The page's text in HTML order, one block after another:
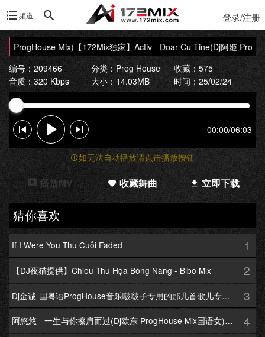
频道 登录/注册
ProgHouse Mix)【172Mix独家】Activ - Doar Cu Tine(Dj阿姬
编号：209466
分类：Prog House
收藏：575
音质：320 Kbps
大小：14.03MB 时间：25/02/24
00:00/06:03
如无法自动播放请点击播放按钮
播放MV 收藏舞曲 立即下载
猜你喜欢
If I Were You Thu Cuối Faded 1
【DJ夜猫提供】Chiều Thu Họa Bóng Nàng - Bibo Mix 2
Dj金诚-国粤语ProgHouse音乐啵啵子专用的那几首歌儿专辑172Mix串烧 3
阿悠悠 - 一生与你擦肩而过(Dj欧东 ProgHouse Mix国语女)Dj小耀修改 4